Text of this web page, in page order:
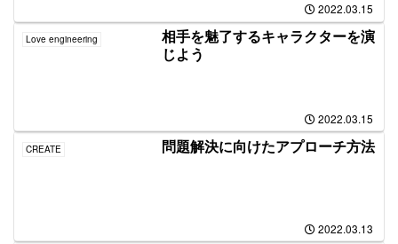
2022.03.15
Love engineering
相手を魅了するキャラクターを演
じよう
2022.03.15
CREATE 問題解決に向けたアプローチ方法
2022.03.13